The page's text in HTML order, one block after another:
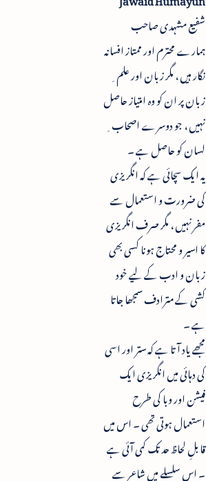
شفیع مشہدی صاحب
ہمارے محترم اور ممتاز افسانہ
نگار ہیں ، مگر زبان اور علم ِ
زبان پر ان کو وہ امتیاز حاصل
نہیں ، جو دوسرے اصحاب ِ
لسان کو حاصل ہے ۔
یہ ایک سچائی ہے کہ انگریزی
کی ضرورت و استعمال سے
مفر نہیں ، مگر صرف انگریزی
کا اسیر و محتاج ہونا کسی بھی
زبان و ادب کے لیے خود
کشی کے مترادف سمجھا جاتا
ہے ۔
مجھے یاد آتا ہے کہ ستر اور اسی
کی دہائی میں انگریزی ایک
فیشن اور وبا کی طرح
استعمال ہوتی تھی ۔ اس میں
قابلِ لحاظ حد تک کمی آئی ہے
۔ اس سلسلے میں شاعر سے